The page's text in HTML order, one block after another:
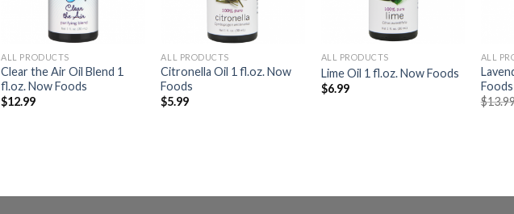
ALL PRODUCTS
Clear the Air Oil Blend 1
fl.oz. Now Foods
$12.99
ALL PRODUCTS
Citronella Oil 1 fl.oz. Now
Foods
$5.99
ALL PRODUCTS
Lime Oil 1 fl.oz. Now Foods
$6.99
ALL
Foods
$